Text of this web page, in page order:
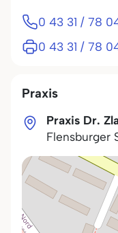
Praxis
Praxis Dr.
Flensburger
0 43 31 / 78
0 43 31 / 78